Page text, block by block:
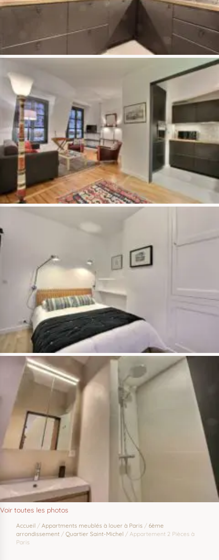
Voir toutes les photos
Accueil / Appartments meublés à louer à Paris / 6ème
arrondissement/ Quartier Saint-Michel / Appartement 2 Pièces à
Paris